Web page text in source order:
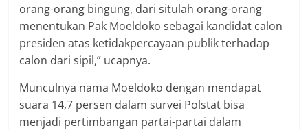
orang-orang bingung, dari situlah orang-orang
menentukan Pak Moeldoko sebagai kandidat calon
presiden atas ketidakpercayaan publik terhadap
calon dari sipil,” ucapnya.
Munculnya nama Moeldoko dengan mendapat
suara 14,7 persen dalam survei Polstat bisa
menjadi pertimbangan partai-partai dalam